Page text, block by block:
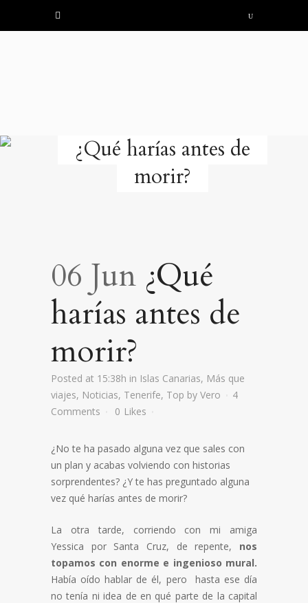
¿Qué harías antes de
morir?
06 Jun ¿Qué
harías antes de
morir?
Posted at 15:38h in Islas Canarias, Más que
viajes, Noticias, Tenerife, Top by Vero
4
Comments
0 Likes
¿No te ha pasado alguna vez que sales con
un plan y acabas volviendo con historias
sorprendentes? ¿Y te has preguntado alguna
vez qué harías antes de morir?
La otra tarde, corriendo con mi amiga
Yessica por Santa Cruz, de repente, nos
topamos con enorme e ingenioso mural.
Había oído hablar de él, pero hasta ese día
no tenía ni idea de en qué parte de la capital